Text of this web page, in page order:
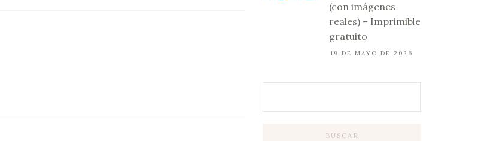
(con imágenes
reales) – Imprimible
gratuito
19 DE MAYO DE 2026
BUSCAR